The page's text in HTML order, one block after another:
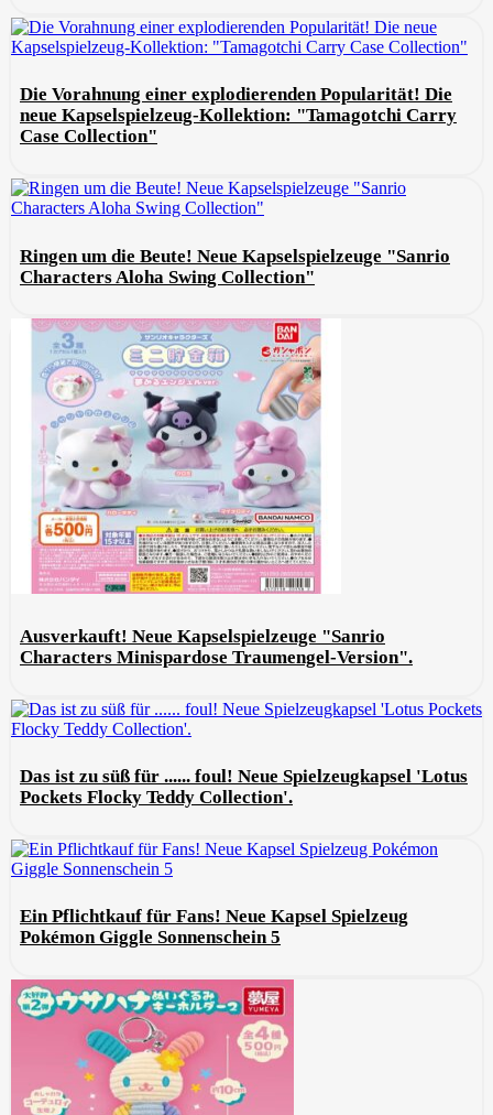
Die Vorahnung einer explodierenden Popularität! Die
neue Kapselspielzeug-Kollektion: "Tamagotchi Carry
Case Collection"
Ringen um die Beute! Neue Kapselspielzeuge "Sanrio
Characters Aloha Swing Collection"
Ausverkauft! Neue Kapselspielzeuge "Sanrio
Characters Minispardose Traumengel-Version".
Das ist zu süß für ...... foul! Neue Spielzeugkapsel 'Lotus
Pockets Flocky Teddy Collection'.
Ein Pflichtkauf für Fans! Neue Kapsel Spielzeug
Pokémon Giggle Sonnenschein 5